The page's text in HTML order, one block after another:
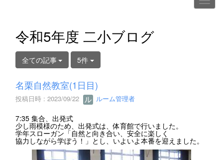
令和5年度 二小ブログ
全ての記事 5件
名栗自然教室(1日目)
投稿日時 : 2023/09/22 ルーム管理者
7:35 集合、出発式
少し雨模様のため、出発式は、体育館で行いました。
学年スローガン「自然と向き合い、安全に楽しく
協力しながら学ぼう！」とし、いよいよ本番を迎えました。